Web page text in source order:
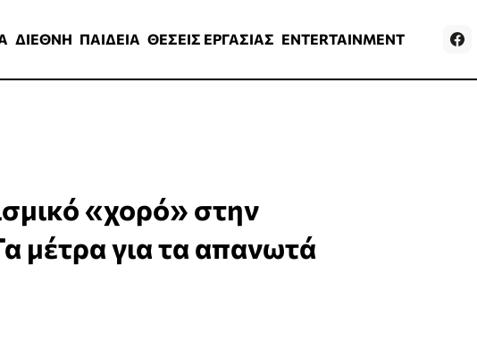
ΔΙΕΘΝΗ ΠΑΙΔΕΙΑ ΘΕΣΕΙΣ ΕΡΓΑΣΙΑΣ ENTERTAINMENT
«χορό» στην
μέτρα για τα απανωτά